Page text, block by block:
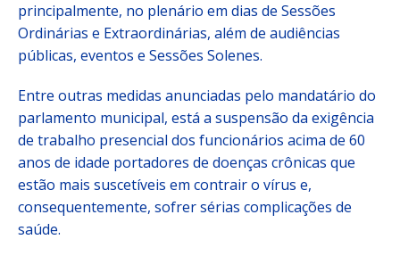
principalmente, no plenário em dias de Sessões
Ordinárias e Extraordinárias, além de audiências
públicas, eventos e Sessões Solenes.
Entre outras medidas anunciadas pelo mandatário do
parlamento municipal, está a suspensão da exigência
de trabalho presencial dos funcionários acima de 60
anos de idade portadores de doenças crônicas que
estão mais suscetíveis em contrair o vírus e,
consequentemente, sofrer sérias complicações de
saúde.